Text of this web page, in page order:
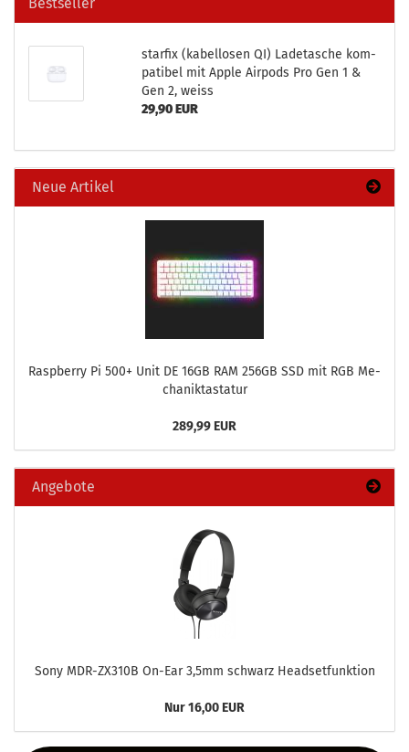
star­fix (ka­bel­lo­sen QI) La­de­ta­sche kom­
pa­ti­bel mit Apple Air­pods Pro Gen 1 &
Gen 2, weiss
29,90 EUR
Neue Artikel
Raspber­ry Pi 500+ Unit DE 16GB RAM 256GB SSD mit RGB Me­
cha­nik­tas­ta­tur
289,99 EUR
Angebote
Sony MDR-​ZX310B On-​Ear 3,5mm schwarz Head­set­funk­ti­on
Nur 16,00 EUR